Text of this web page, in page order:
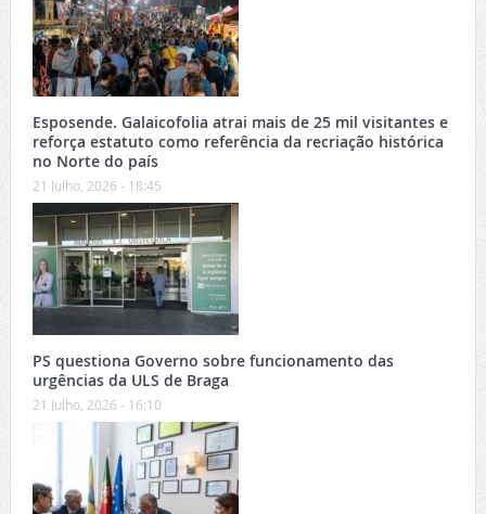
Esposende. Galaicofolia atrai mais de 25 mil visitantes e
reforça estatuto como referência da recriação histórica
no Norte do país
21 Julho, 2026 - 18:45
PS questiona Governo sobre funcionamento das
urgências da ULS de Braga
21 Julho, 2026 - 16:10